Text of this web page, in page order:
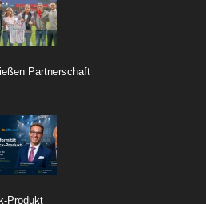
Partnerschaft
Produkt